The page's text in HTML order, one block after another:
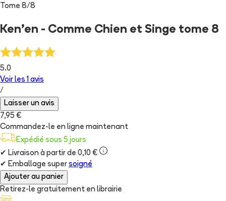
Tome 8/8
Ken'en - Comme Chien et Singe tome 8
5.0
Voir les 1 avis
/
Laisser un avis
7,95 €
Commandez-le en ligne maintenant
Expédié sous 5 jours
✔ Livraison à partir de 0,10 €
✔ Emballage super soigné
Ajouter au panier
Retirez-le gratuitement en librairie